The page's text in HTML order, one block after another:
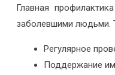
Главная
заболевшими людьми.
Регулярное
Поддержание